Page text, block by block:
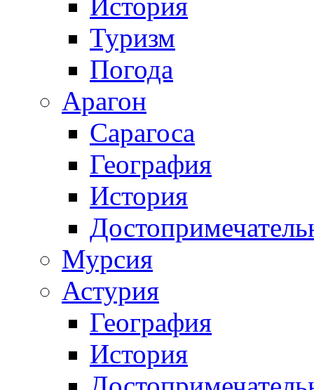
История
Туризм
Погода
Арагон
Сарагоса
География
История
Мурсия
Астурия
География
История